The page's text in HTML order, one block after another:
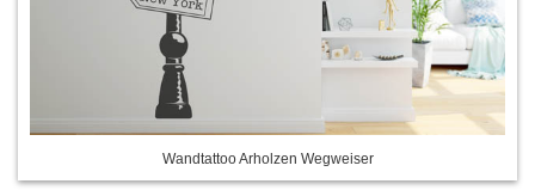
Wandtattoo Arholzen Wegweiser